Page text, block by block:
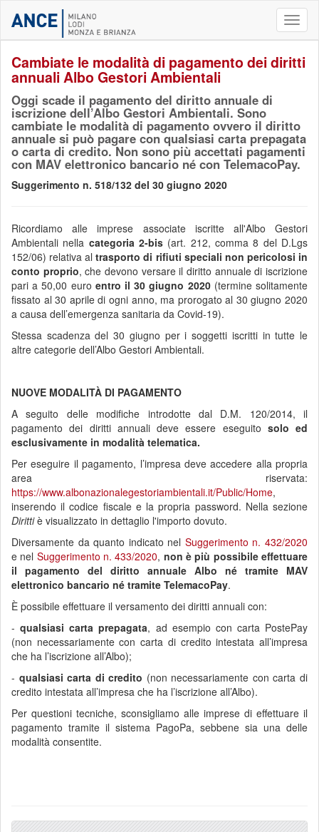
Cambiate le modalità di pagamento dei diritti
annuali Albo Gestori Ambientali
Oggi scade il pagamento del diritto annuale di
iscrizione dell’Albo Gestori Ambientali. Sono
cambiate le modalità di pagamento ovvero il diritto
annuale si può pagare con qualsiasi carta prepagata
o carta di credito. Non sono più accettati pagamenti
con MAV elettronico bancario né con TelemacoPay.
Suggerimento n. 518/132 del 30 giugno 2020
Ricordiamo alle imprese associate iscritte all'Albo Gestori
Ambientali nella categoria 2-bis (art. 212, comma 8 del D.Lgs
152/06) relativa altrasporto di rifiuti speciali non pericolosi in
conto proprio, che devono versare il diritto annuale di iscrizione
pari a 50,00 euro entro il 30 giugno 2020(termine solitamente
fissato al 30 aprile di ogni anno, ma prorogato al 30 giugno 2020
a causa dell’emergenza sanitaria da Covid-19).
Stessa scadenza del 30 giugno per i soggetti iscritti in tutte le
altre categorie dell’Albo Gestori Ambientali.
NUOVE MODALITÀ DI PAGAMENTO
A seguito delle modifiche introdotte dal D.M. 120/2014, il
pagamento dei diritti annuali deve essere eseguito solo ed
esclusivamente in modalità telematica.
Per eseguire il pagamento, l’impresa deve accedere alla propria
area riservata:
https://www.albonazionalegestoriambientali.it/Public/Home,
inserendo il codice fiscale e la propria password. Nella sezione
Dirittiè visualizzato in dettaglio l'importo dovuto.
Diversamente da quanto indicato nel Suggerimento n. 432/2020
e nel Suggerimento n. 433/2020, non è più possibile effettuare
il pagamento del diritto annuale Albo né tramite MAV
elettronico bancario né tramite TelemacoPay.
È possibile effettuare il versamento dei diritti annuali con:
-qualsiasi carta prepagata, ad esempio con carta PostePay
(non necessariamente con carta di credito intestata all’impresa
che ha l’iscrizione all’Albo);
- qualsiasi carta di credito (non necessariamente con carta di
credito intestata all’impresa che ha l’iscrizione all’Albo).
Per questioni tecniche, sconsigliamo alle imprese di effettuare il
pagamento tramite il sistema PagoPa, sebbene sia una delle
modalità consentite.